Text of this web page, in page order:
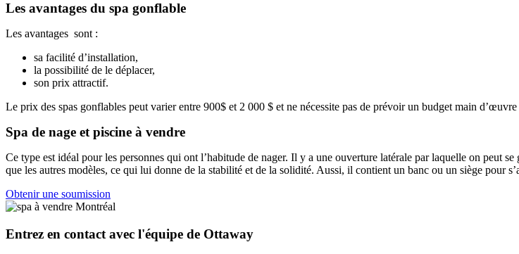
Les avantages du spa gonflable
Les avantages sont :
sa facilité d’installation,
la possibilité de le déplacer,
son prix attractif.
Le prix des spas gonflables peut varier entre 900$ et 2 000 $ et ne nécessite pas de prévoir un budget main
Spa de nage et piscine à vendre
Ce type est idéal pour les personnes qui ont l’habitude de nager. Il y a une ouverture latérale par laquelle on peut
que les autres modèles, ce qui lui donne de la stabilité et de la solidité. Aussi, il contient un banc ou un siège pour
Obtenir une soumission
Entrez en contact avec l'équipe de Ottaway